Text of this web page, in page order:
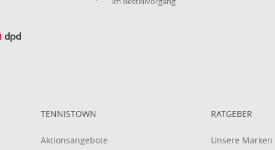
TENNISTOWN
Aktionsangebote
RATGEBER
Unsere Marken